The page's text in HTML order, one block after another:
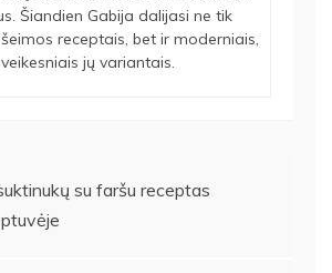
Šiandien Gabija dalijasi ne tik
receptais, bet ir moderniais,
jų variantais.
su faršu receptas